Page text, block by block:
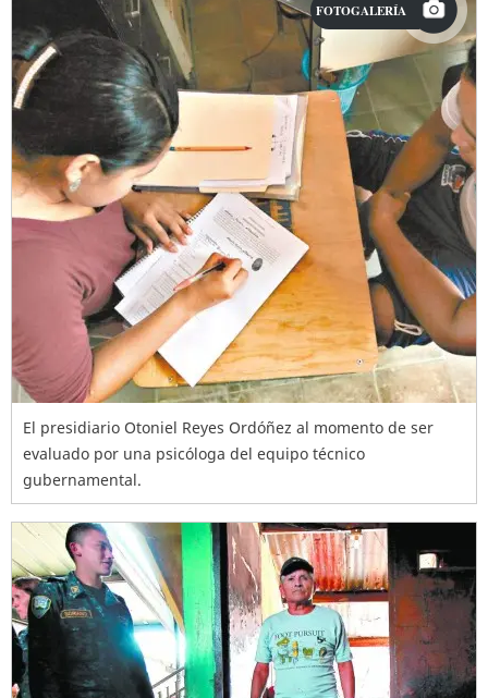
FOTOGALERÍA
El presidiario Otoniel Reyes Ordóñez al momento de ser
evaluado por una psicóloga del equipo técnico
gubernamental.